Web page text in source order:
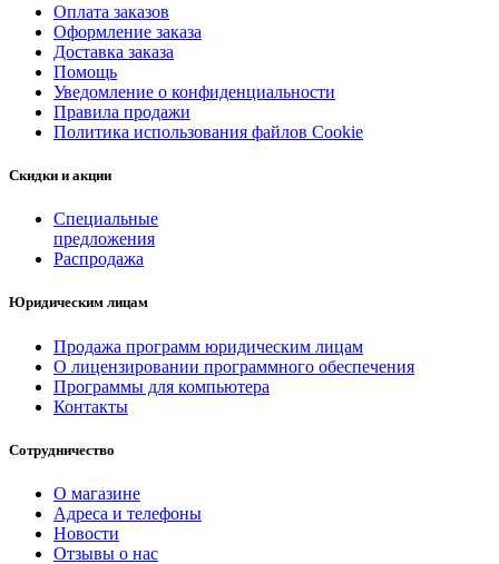
Оплата заказов
Оформление заказа
Доставка заказа
Помощь
Уведомление о конфиденциальности
Правила продажи
Политика использования файлов Cookie
Скидки и акции
Специальные
предложения
Распродажа
Юридическим лицам
Продажа программ юридическим лицам
О лицензировании программного обеспечения
Программы для компьютера
Контакты
Сотрудничество
О магазине
Адреса и телефоны
Новости
Отзывы о нас